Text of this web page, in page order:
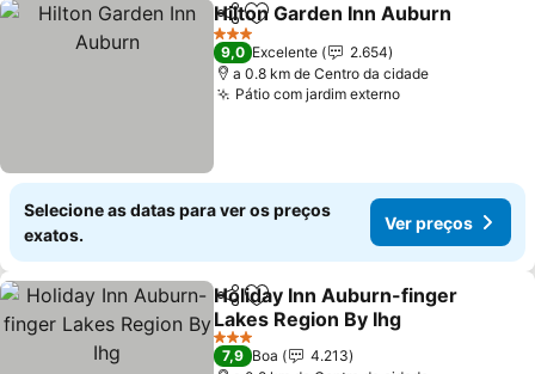
PartilharAdicionar aos favoritos
Hilton Garden Inn Auburn
3 Estrelas
9,0 Excelente
2.654
a 0.8 km de Centro da cidade
Pátio com jardim externoVer preços
Selecione as datas para ver os preços
exatos.
Ver preços
PartilharAdicionar aos favoritos
Holiday Inn Auburn-finger
Lakes Region By Ihg
Ver preços
3 Estrelas
7,9 Boa
4.213